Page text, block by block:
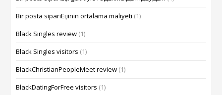
Bir posta sipariЕџinin ortalama maliyeti (1)
Black Singles review (1)
Black Singles visitors (1)
BlackChristianPeopleMeet review (1)
BlackDatingForFree visitors (1)